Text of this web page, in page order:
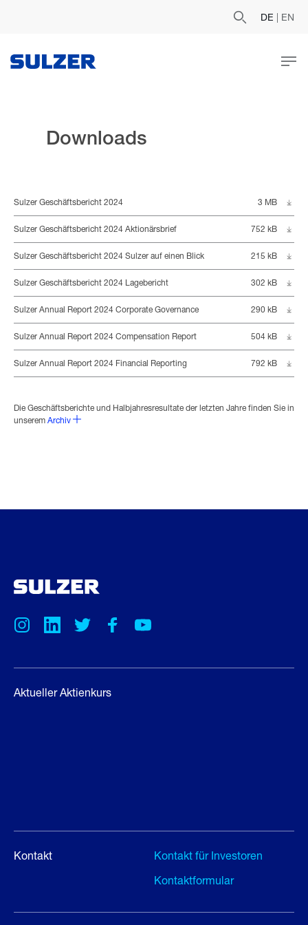
DE | EN
Downloads
Sulzer Geschäftsbericht 2024 3 MB
Sulzer Geschäftsbericht 2024 Aktionärsbrief 752 kB
Sulzer Geschäftsbericht 2024 Sulzer auf einen Blick 215 kB
Sulzer Geschäftsbericht 2024 Lagebericht 302 kB
Sulzer Annual Report 2024 Corporate Governance 290 kB
Sulzer Annual Report 2024 Compensation Report 504 kB
Sulzer Annual Report 2024 Financial Reporting 792 kB
Die Geschäftsberichte und Halbjahresresultate der letzten Jahre finden Sie in
unserem Archiv
Aktueller Aktienkurs
Kontakt
Kontakt für Investoren
Kontaktformular